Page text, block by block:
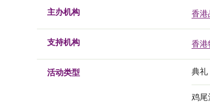
主办机构 香港
支持机构 香港
活动类型 典礼
鸡尾